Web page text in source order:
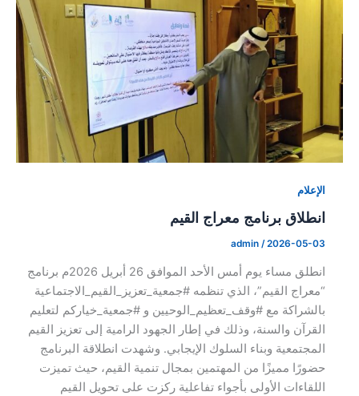
الإعلام
انطلاق برنامج معراج القيم
admin/2026-05-03
انطلق مساء يوم أمس الأحد الموافق 26 أبريل 2026م برنامج
“معراج القيم”، الذي تنظمه #جمعية_تعزيز_القيم_الاجتماعية
بالشراكة مع #وقف_تعظيم_الوحيين و #جمعية_خياركم لتعليم
القرآن والسنة، وذلك في إطار الجهود الرامية إلى تعزيز القيم
المجتمعية وبناء السلوك الإيجابي. وشهدت انطلاقة البرنامج
حضورًا مميزًا من المهتمين بمجال تنمية القيم، حيث تميزت
اللقاءات الأولى بأجواء تفاعلية ركزت على تحويل القيم